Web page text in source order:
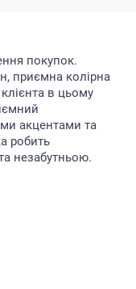
покупок.
приємна колірна
в цьому
акцентами та
робить
незабутньою.